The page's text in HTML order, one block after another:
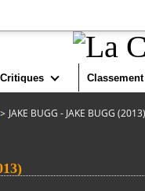
Critiques
> JAKE BUGG - JAKE BUGG (2013)